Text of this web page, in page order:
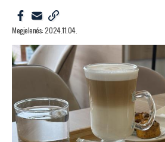
Megjelenés: 2024.11.04.